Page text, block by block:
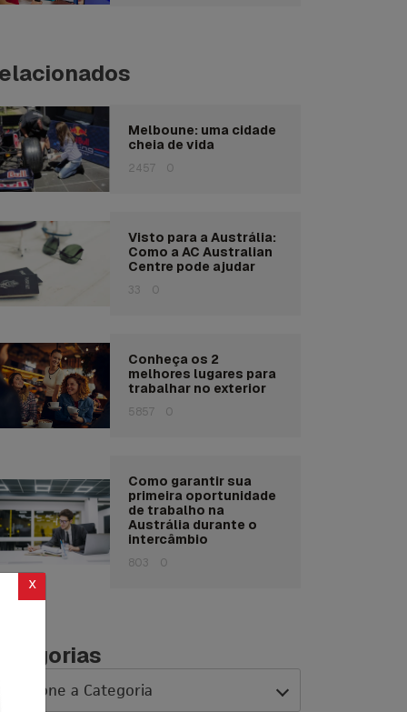
Melboune: uma cidade
cheia de vida
2457 0
Visto para a Austrália:
Como a AC Australian
Centre pode ajudar
33 0
Conheça os 2
melhores lugares para
trabalhar no exterior
5857 0
Como garantir sua
primeira oportunidade
de trabalho na
Austrália durante o
intercâmbio
803 0
x